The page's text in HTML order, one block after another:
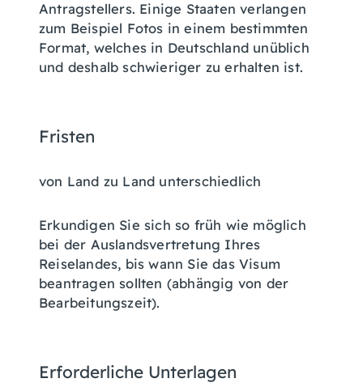
Antragstellers. Einige Staaten verlangen
zum Beispiel Fotos in einem bestimmten
Format, welches in Deutschland unüblich
und deshalb schwieriger zu erhalten ist.
Fristen
von Land zu Land unterschiedlich
Erkundigen Sie sich so früh wie möglich
bei der Auslandsvertretung Ihres
Reiselandes, bis wann Sie das Visum
beantragen sollten (abhängig von der
Bearbeitungszeit).
Erforderliche Unterlagen